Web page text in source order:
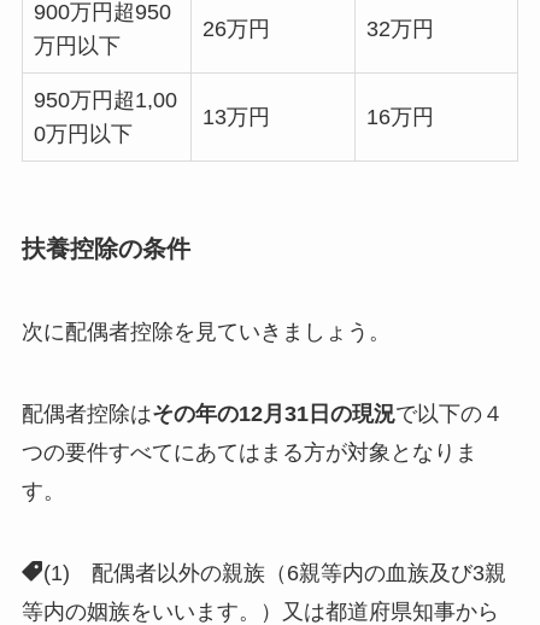
900万円超950
万円以下
26万円 32万円
950万円超1,00
0万円以下
13万円 16万円
扶養控除の条件
次に配偶者控除を見ていきましょう。
配偶者控除はその年の12月31日の現況で以下の４
つの要件すべてにあてはまる方が対象となりま
す。
(1) 配偶者以外の親族（6親等内の血族及び3親
等内の姻族をいいます。）又は都道府県知事から